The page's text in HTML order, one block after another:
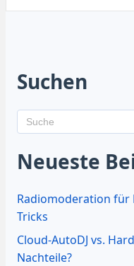
Suchen
Neueste
Radiomoderation für
Tricks
Cloud-AutoDJ vs.
Nachteile?